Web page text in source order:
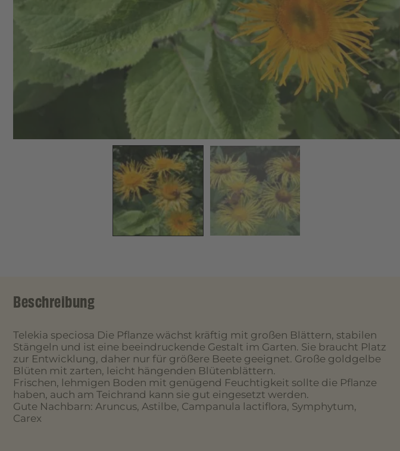
Beschreibung
Telekia speciosa Die Pflanze wächst kräftig mit großen Blättern, stabilen
Stängeln und ist eine beeindruckende Gestalt im Garten. Sie braucht Platz
zur Entwicklung, daher nur für größere Beete geeignet. Große goldgelbe
Blüten mit zarten, leicht hängenden Blütenblättern.
Frischen, lehmigen Boden mit genügend Feuchtigkeit sollte die Pflanze
haben, auch am Teichrand kann sie gut eingesetzt werden.
Gute Nachbarn: Aruncus, Astilbe, Campanula lactiflora, Symphytum,
Carex